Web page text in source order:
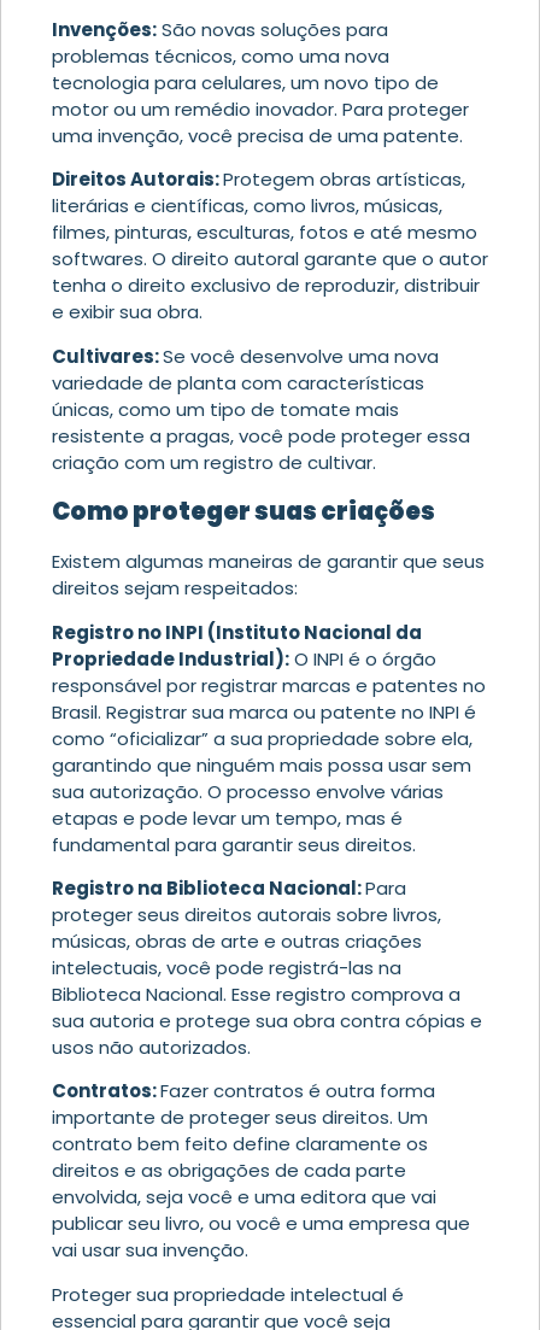
Invenções:São novas soluções para
problemas técnicos, como uma nova
tecnologia para celulares, um novo tipo de
motor ou um remédio inovador. Para proteger
uma invenção, você precisa de uma patente.
Direitos Autorais:Protegem obras artísticas,
literárias e científicas, como livros, músicas,
filmes, pinturas, esculturas, fotos e até mesmo
softwares. O direito autoral garante que o autor
tenha o direito exclusivo de reproduzir, distribuir
e exibir sua obra.
Cultivares:Se você desenvolve uma nova
variedade de planta com características
únicas, como um tipo de tomate mais
resistente a pragas, você pode proteger essa
criação com um registro de cultivar.
Como proteger suas criações
Existem algumas maneiras de garantir que seus
direitos sejam respeitados:
Registro no INPI (Instituto Nacional da
Propriedade Industrial):O INPI é o órgão
responsável por registrar marcas e patentes no
Brasil. Registrar sua marca ou patente no INPI é
como “oficializar” a sua propriedade sobre ela,
garantindo que ninguém mais possa usar sem
sua autorização. O processo envolve várias
etapas e pode levar um tempo, mas é
fundamental para garantir seus direitos.
Registro na Biblioteca Nacional:Para
proteger seus direitos autorais sobre livros,
músicas, obras de arte e outras criações
intelectuais, você pode registrá-las na
Biblioteca Nacional. Esse registro comprova a
sua autoria e protege sua obra contra cópias e
usos não autorizados.
Contratos:Fazer contratos é outra forma
importante de proteger seus direitos. Um
contrato bem feito define claramente os
direitos e as obrigações de cada parte
envolvida, seja você e uma editora que vai
publicar seu livro, ou você e uma empresa que
vai usar sua invenção.
Proteger sua propriedade intelectual é
essencial para garantir que você seja